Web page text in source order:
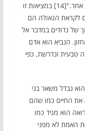
משמרת צד אחד ועינו צרה בכל נטיה לצד אחר."[14] במציאות זו
לקראת הגאולה הם
של נדודים במדבר אל
הנביא הוא אדם
טבעית ונדרשת, כפי
נבדל משאר בני
את החיים כמו שהם
הוא מגיד כמו
האמת לא מפני